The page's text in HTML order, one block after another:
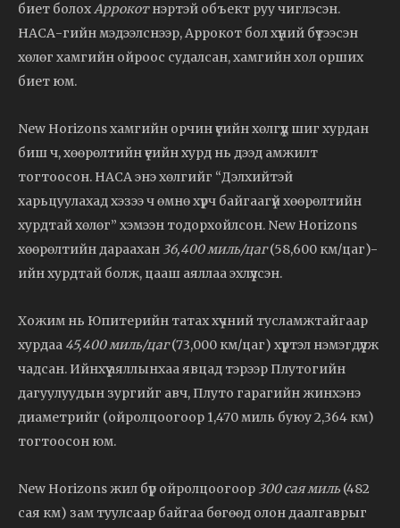
биет болохАррокотнэртэй объект руу чиглэсэн.
НАСА-гийн мэдээлснээр, Аррокот бол хүний бүтээсэн
хөлөг хамгийн ойроос судалсан, хамгийн хол орших
биет юм.
New Horizons хамгийн орчин үеийн хөлгүүд шиг хурдан
биш ч, хөөрөлтийн үеийн хурд нь дээд амжилт
тогтоосон. НАСА энэ хөлгийг “Дэлхийтэй
харьцуулахад хэзээ ч өмнө хүрч байгаагүй хөөрөлтийн
хурдтай хөлөг” хэмээн тодорхойлсон. New Horizons
хөөрөлтийн дараахан 36,400 миль/цаг(58,600 км/цаг)-
ийн хурдтай болж, цааш аяллаа эхлүүлсэн.
Хожим нь Юпитерийн татах хүчний тусламжтайгаар
хурдаа 45,400 миль/цаг(73,000 км/цаг) хүртэл нэмэгдүүлж
чадсан. Ийнхүү аяллынхаа явцад тэрээр Плутогийн
дагуулуудын зургийг авч, Плуто гарагийн жинхэнэ
диаметрийг (ойролцоогоор 1,470 миль буюу 2,364 км)
тогтоосон юм.
New Horizons жил бүр ойролцоогоор 300 сая миль (482
сая км) зам туулсаар байгаа бөгөөд олон даалгаврыг